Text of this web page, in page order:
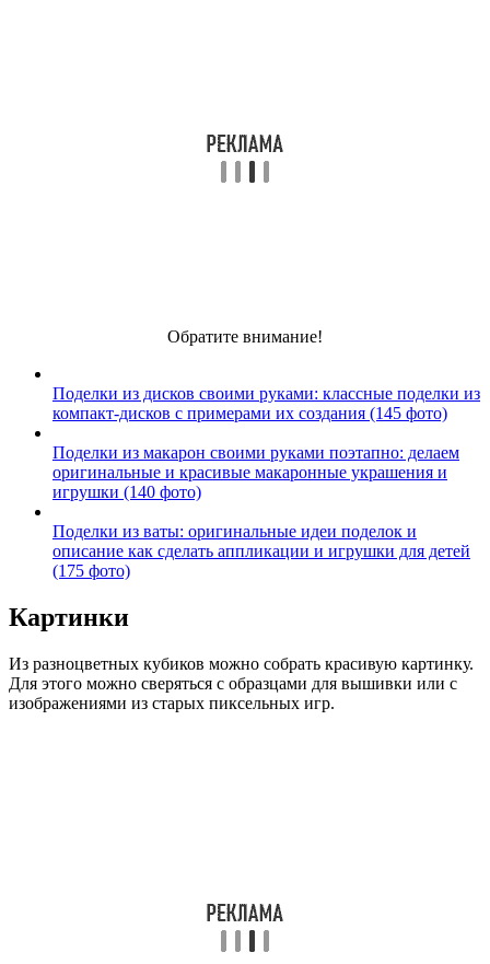
Обратите внимание!
Поделки из дисков своими руками: классные поделки из
компакт-дисков с примерами их создания (145 фото)
Поделки из макарон своими руками поэтапно: делаем
оригинальные и красивые макаронные украшения и
игрушки (140 фото)
Поделки из ваты: оригинальные идеи поделок и
описание как сделать аппликации и игрушки для детей
(175 фото)
Картинки
Из разноцветных кубиков можно собрать красивую картинку.
Для этого можно сверяться с образцами для вышивки или с
изображениями из старых пиксельных игр.